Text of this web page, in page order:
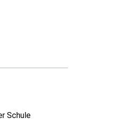
Schule